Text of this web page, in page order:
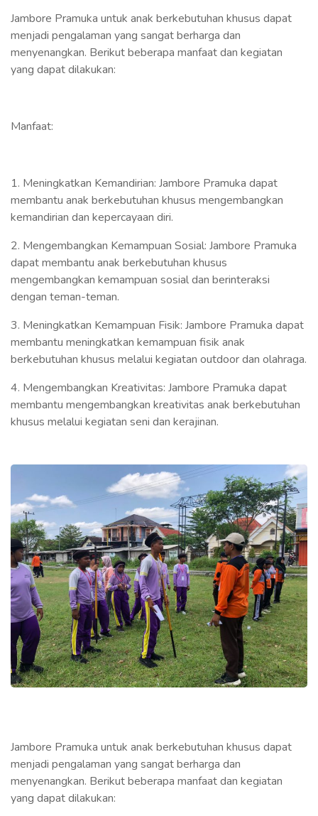
Jambore Pramuka untuk anak berkebutuhan khusus dapat
menjadi pengalaman yang sangat berharga dan
menyenangkan. Berikut beberapa manfaat dan kegiatan
yang dapat dilakukan:
Manfaat:
1. Meningkatkan Kemandirian: Jambore Pramuka dapat
membantu anak berkebutuhan khusus mengembangkan
kemandirian dan kepercayaan diri.
2. Mengembangkan Kemampuan Sosial: Jambore Pramuka
dapat membantu anak berkebutuhan khusus
mengembangkan kemampuan sosial dan berinteraksi
dengan teman-teman.
3. Meningkatkan Kemampuan Fisik: Jambore Pramuka dapat
membantu meningkatkan kemampuan fisik anak
berkebutuhan khusus melalui kegiatan outdoor dan olahraga.
4. Mengembangkan Kreativitas: Jambore Pramuka dapat
membantu mengembangkan kreativitas anak berkebutuhan
khusus melalui kegiatan seni dan kerajinan.
Jambore Pramuka untuk anak berkebutuhan khusus dapat
menjadi pengalaman yang sangat berharga dan
menyenangkan. Berikut beberapa manfaat dan kegiatan
yang dapat dilakukan: